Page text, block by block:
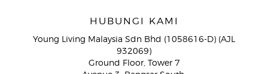
HUBUNGI KAMI
Young Living Malaysia Sdn Bhd (1058616-D) (AJL
932069)
Ground Floor, Tower 7